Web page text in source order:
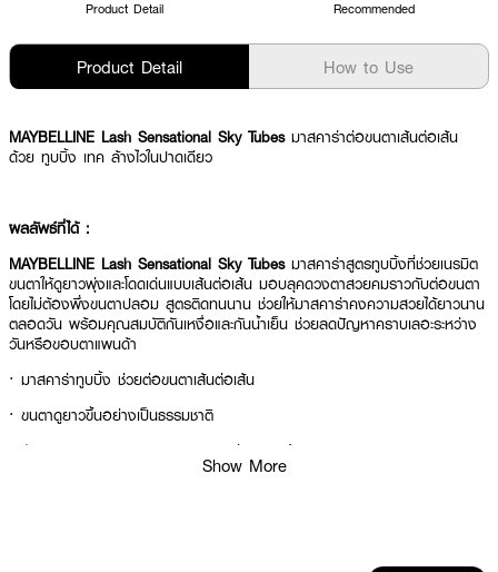
Product Detail Recommended
Product Detail How to Use
MAYBELLINE Lash Sensational Sky Tubes มาสคาร่าต่อขนตาเส้นต่อเส้น
ด้วย ทูบบิ้ง เทค ล้างไวในปาดเดียว
ผลลัพธ์ที่ได้ :
MAYBELLINE Lash Sensational Sky Tubes มาสคาร่าสูตรทูบบิ้งที่ช่วยเนรมิต
ขนตาให้ดูยาวพุ่งและโดดเด่นแบบเส้นต่อเส้น มอบลุคดวงตาสวยคมราวกับต่อขนตา
โดยไม่ต้องพึ่งขนตาปลอม สูตรติดทนนาน ช่วยให้มาสคาร่าคงความสวยได้ยาวนาน
ตลอดวัน พร้อมคุณสมบัติกันเหงื่อและกันน้ำเย็น ช่วยลดปัญหาคราบเลอะระหว่าง
วันหรือขอบตาแพนด้า
· มาสคาร่าทูบบิ้ง ช่วยต่อขนตาเส้นต่อเส้น
· ขนตาดูยาวขึ้นอย่างเป็นธรรมชาติ
หัวแปรง Tubing Extender Brush ช่วยแยกเส้นขนตา
Show More